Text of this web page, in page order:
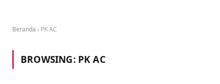
Beranda › PK AC
BROWSING: PK AC